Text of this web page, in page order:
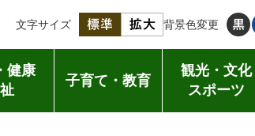
文字サイズ 背景色変更
健康
子育て・教育
観光・文化
スポーツ